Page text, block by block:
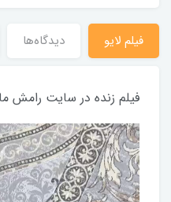
فیلم لایو دیدگاه‌ها
فیلم زنده در سایت رامش